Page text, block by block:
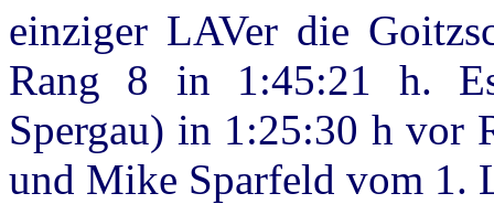
einziger LAVer die
Rang 8 in 1:45:21 h.
Spergau) in 1:25:30 h vor
und Mike Sparfeld vom 1.